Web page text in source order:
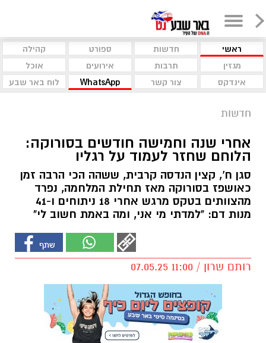
ראשי חדשות ספורט
קהילה
מגזין
תרבות אירועים
אוכל
אינדקס
צור קשר WhatsApp לוח באר שבע
חדשות
אחרי שנה וחמישה חודשים בסורוקה:
הלוחם שחזר לעמוד על רגליו
סגן ח', קצין הנדסה קרבית, ששהה הכי הרבה זמן
כאושפז בסורוקה מאז תחילת המלחמה, נפרד
מהצוותים בטקס מרגש אחרי 18 ניתוחים ו-41
מנות דם: "למדתי מי אני, ומה באמת חשוב לי"
רותם שרון / 11:00 07.05.25